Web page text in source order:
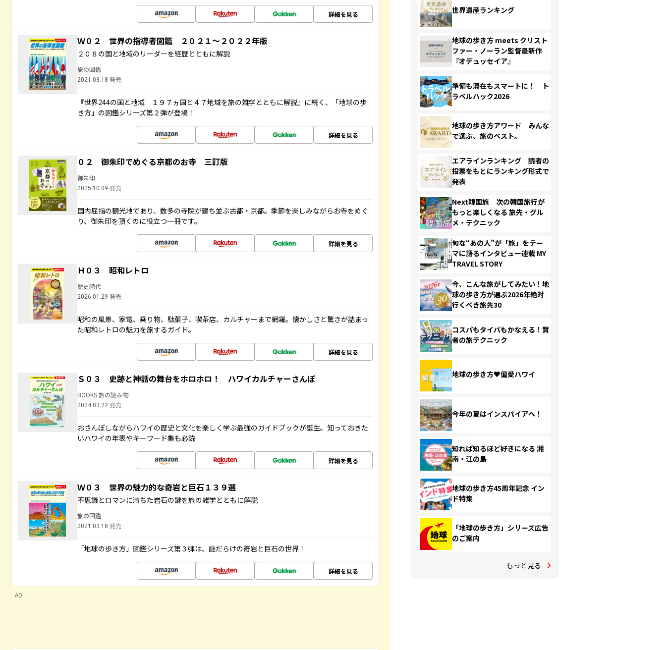
詳細を見る
Ｗ０２ 世界の指導者図鑑 ２０２１～２０２２年版
２０８の国と地域のリーダーを経歴とともに解説
旅の図鑑
2021.03.18 発売
『世界244の国と地域 １９７ヵ国と４７地域を旅の雑学とともに解説』に続く、「地球の歩
き方」の図鑑シリーズ第２弾が登場！
詳細を見る
０２ 御朱印でめぐる京都のお寺 三訂版
御朱印
2025.10.09 発売
国内屈指の観光地であり、数多の寺院が建ち並ぶ古都・京都。季節を楽しみながらお寺をめぐ
り、御朱印を頂くのに役立つ一冊です。
詳細を見る
Ｈ０３ 昭和レトロ
歴史時代
2026.01.29 発売
昭和の風景、家電、乗り物、駄菓子、喫茶店、カルチャーまで網羅。懐かしさと驚きが詰まっ
た昭和レトロの魅力を旅するガイド。
詳細を見る
Ｓ０３ 史跡と神話の舞台をホロホロ！ ハワイカルチャーさんぽ
BOOKS 旅の読み物
2024.03.22 発売
おさんぽしながらハワイの歴史と文化を楽しく学ぶ最強のガイドブックが誕生。知っておきた
いハワイの年表やキーワード集も必読
詳細を見る
Ｗ０３ 世界の魅力的な奇岩と巨石１３９選
不思議とロマンに満ちた岩石の謎を旅の雑学とともに解説
旅の図鑑
2021.03.18 発売
「地球の歩き方」図鑑シリーズ第３弾は、謎だらけの奇岩と巨石の世界！
詳細を見る
AD
世界遺産ランキング
地球の歩き方 meets クリスト
ファー・ノーラン監督最新作
『オデュッセイア』
準備も滞在もスマートに！ ト
ラベルハック2026
地球の歩き方アワード みんな
で選ぶ、旅のベスト。
エアラインランキング 読者の
投票をもとにランキング形式で
発表
Next韓国旅 次の韓国旅行が
もっと楽しくなる 旅先・グル
メ・テクニック
旬な“あの人”が「旅」をテー
マに語るインタビュー連載 MY
TRAVEL STORY
今、こんな旅がしてみたい！地
球の歩き方が選ぶ2026年絶対
行くべき旅先30
コスパもタイパもかなえる！賢
者の旅テクニック
地球の歩き方♥偏愛ハワイ
今年の夏はインスパイアへ！
知れば知るほど好きになる 湘
南・江の島
地球の歩き方45周年記念 イン
ド特集
「地球の歩き方」シリーズ広告
のご案内
もっと見る